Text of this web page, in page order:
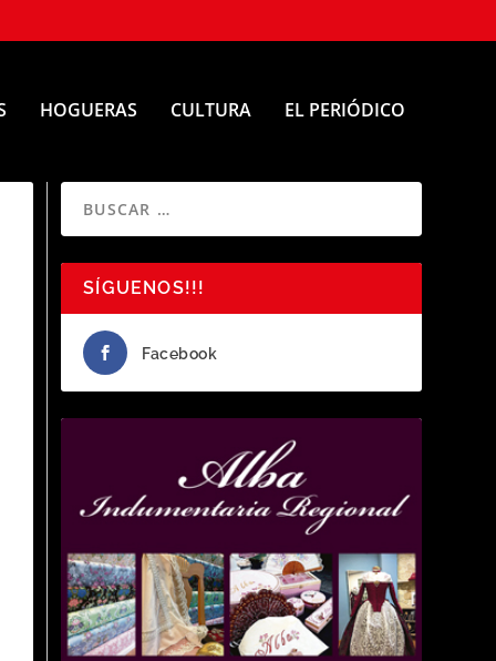
HOGUERAS CULTURA EL PERIÓDICO
SÍGUENOS!!!
Facebook